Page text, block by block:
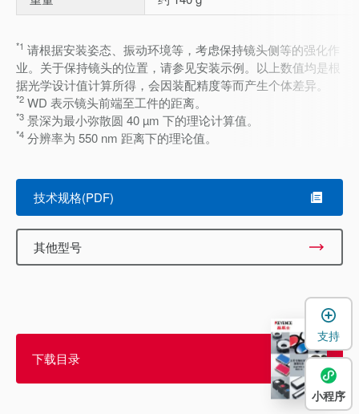
*1 请根据安装姿态、振动环境等，考虑保持镜头侧等的强化作
业。关于保持镜头的位置，请参见安装示例。以上数值均是根
据光学设计值计算所得，会因装配精度等而产生个体差异。
*2 WD 表示镜头前端至工件的距离。
*3 景深为最小弥散圆 40 µm 下的理论计算值。
*4 分辨率为 550 nm 距离下的理论值。
技术规格(PDF)
其他型号
下载目录
支持
小程序